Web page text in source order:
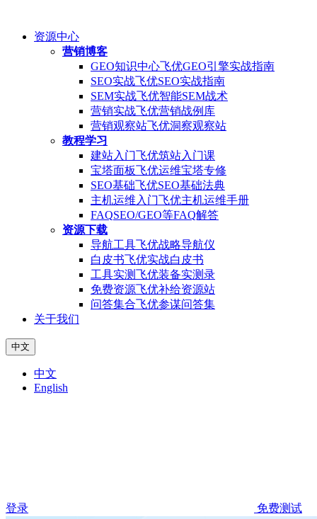
资源中心
营销博客
GEO知识中心飞优GEO引擎实战指南
SEO实战飞优SEO实战指南
SEM实战飞优智能SEM战术
营销实战飞优营销战例库
营销观察站飞优洞察观察站
教程学习
建站入门飞优筑站入门课
宝塔面板飞优运维宝塔专修
SEO基础飞优SEO基础法典
主机运维入门飞优主机运维手册
FAQSEO/GEO等FAQ解答
资源下载
导航工具飞优战略导航仪
白皮书飞优实战白皮书
工具实测飞优装备实测录
免费资源飞优补给资源站
问答集合飞优参谋问答集
关于我们
中文
中文
English
登录 免费测试